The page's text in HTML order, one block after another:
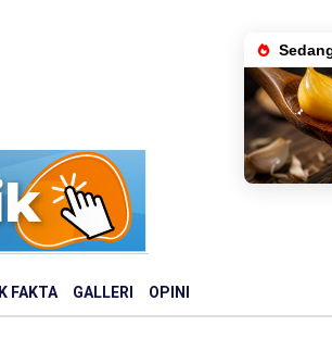
FAKTA GALLERI OPINI